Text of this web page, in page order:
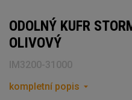
ODOLNÝ KUFR
OLIVOVÝ
IM3200-31000
kompletní popis